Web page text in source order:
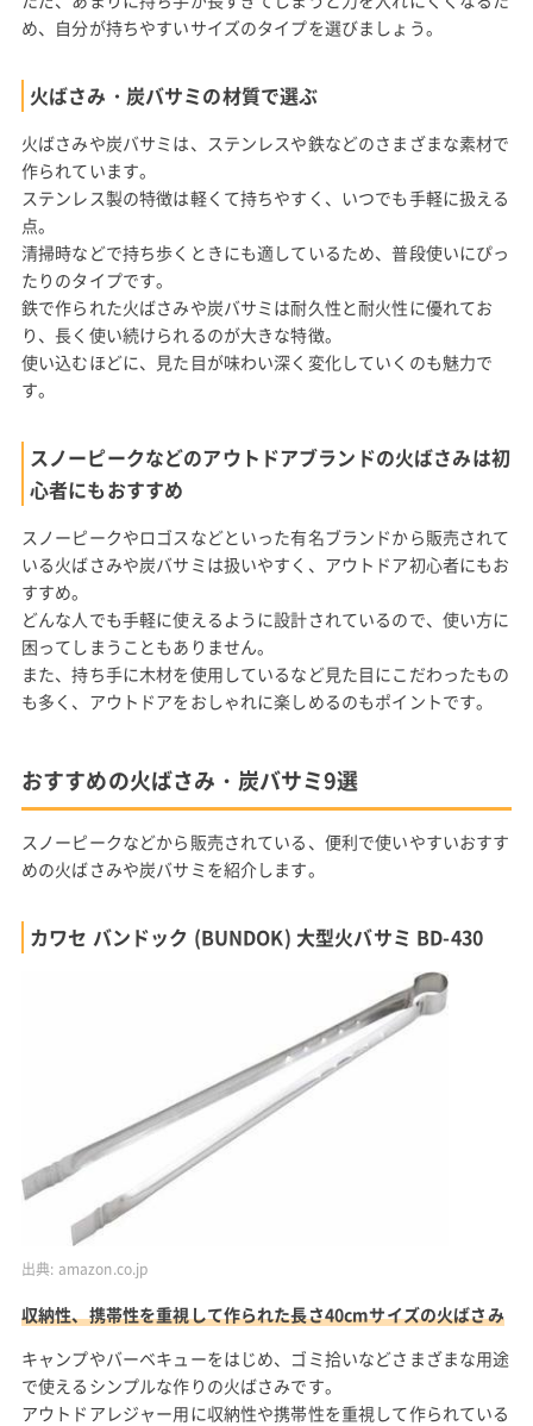
め、自分が持ちやすいサイズのタイプを選びましょう。
火ばさみ・炭バサミの材質で選ぶ
火ばさみや炭バサミは、ステンレスや鉄などのさまざまな素材で
作られています。
ステンレス製の特徴は軽くて持ちやすく、いつでも手軽に扱える
点。
清掃時などで持ち歩くときにも適しているため、普段使いにぴっ
たりのタイプです。
鉄で作られた火ばさみや炭バサミは耐久性と耐火性に優れてお
り、長く使い続けられるのが大きな特徴。
使い込むほどに、見た目が味わい深く変化していくのも魅力で
す。
スノーピークなどのアウトドアブランドの火ばさみは初
心者にもおすすめ
スノーピークやロゴスなどといった有名ブランドから販売されて
いる火ばさみや炭バサミは扱いやすく、アウトドア初心者にもお
すすめ。
どんな人でも手軽に使えるように設計されているので、使い方に
困ってしまうこともありません。
また、持ち手に木材を使用しているなど見た目にこだわったもの
も多く、アウトドアをおしゃれに楽しめるのもポイントです。
おすすめの火ばさみ・炭バサミ9選
スノーピークなどから販売されている、便利で使いやすいおすす
めの火ばさみや炭バサミを紹介します。
カワセ バンドック (BUNDOK) 大型火バサミ BD-430
出典: amazon.co.jp
収納性、携帯性を重視して作られた長さ40cmサイズの火ばさみ
キャンプやバーベキューをはじめ、ゴミ拾いなどさまざまな用途
で使えるシンプルな作りの火ばさみです。
アウトドアレジャー用に収納性や携帯性を重視して作られている